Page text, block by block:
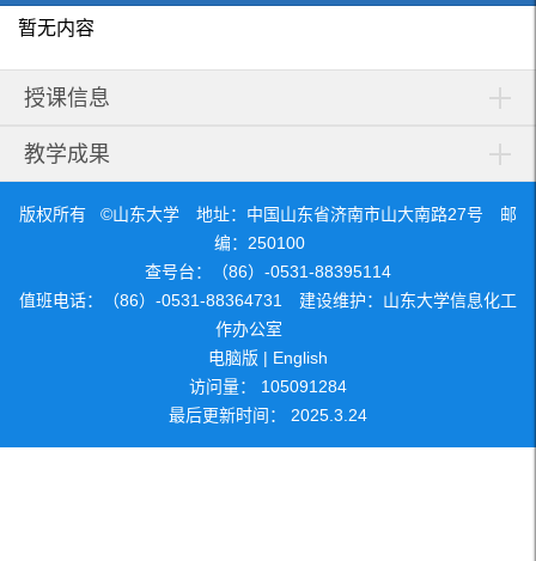
暂无内容
授课信息
教学成果
版权所有 ©山东大学 地址：中国山东省济南市山大南路27号 邮
编：250100
查号台：（86）-0531-88395114
值班电话：（86）-0531-88364731 建设维护：山东大学信息化工
作办公室
电脑版 | English
访问量： 105091284
最后更新时间： 2025 3 24